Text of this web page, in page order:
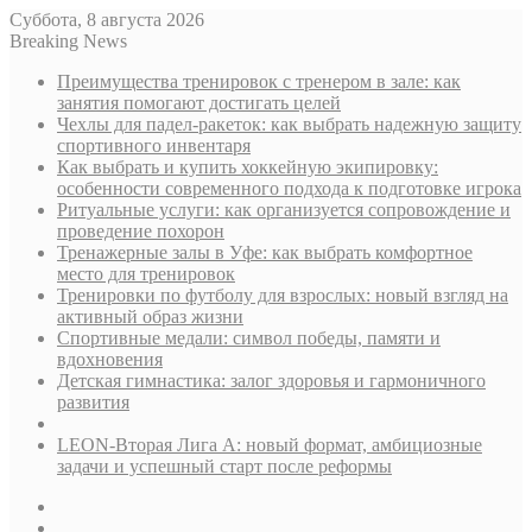
Суббота, 8 августа 2026
Breaking News
Преимущества тренировок с тренером в зале: как
занятия помогают достигать целей
Чехлы для падел-ракеток: как выбрать надежную защиту
спортивного инвентаря
Как выбрать и купить хоккейную экипировку:
особенности современного подхода к подготовке игрока
Ритуальные услуги: как организуется сопровождение и
проведение похорон
Тренажерные залы в Уфе: как выбрать комфортное
место для тренировок
Тренировки по футболу для взрослых: новый взгляд на
активный образ жизни
Спортивные медали: символ победы, памяти и
вдохновения
Детская гимнастика: залог здоровья и гармоничного
развития
LEON-Вторая Лига А: новый формат, амбициозные
задачи и успешный старт после реформы